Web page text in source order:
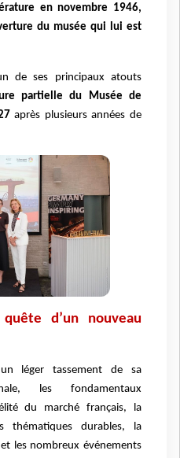
en novembre 1946,
du musée qui lui est
de ses principaux atouts
partielle du Musée de
après plusieurs années de
d’un nouveau
un léger tassement de sa
les fondamentaux
du marché français, la
thématiques durables, la
les nombreux événements